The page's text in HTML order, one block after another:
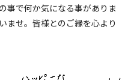
事で何か気になる事がありま
ませ。皆様とのご縁を心より